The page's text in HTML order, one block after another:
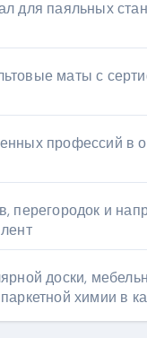
для паяльных
маты с
профессий в
перегородок и
доски,
химии в